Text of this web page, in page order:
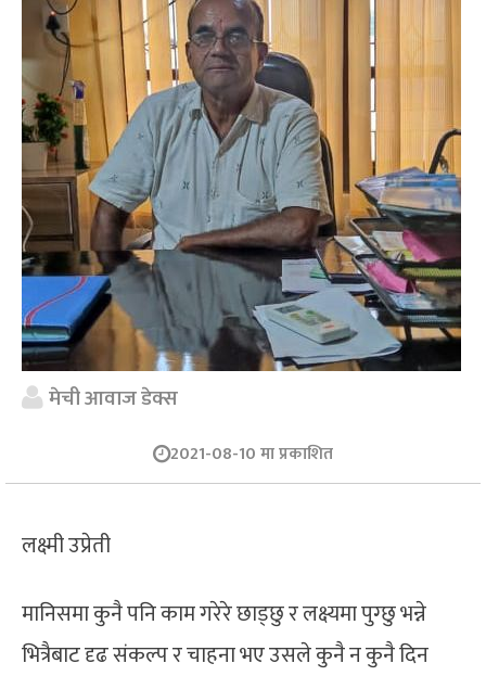
मेची आवाज डेक्स
2021-08-10 मा प्रकाशित
लक्ष्मी उप्रेती
मानिसमा कुनै पनि काम गरेरे छाड्छु र लक्ष्यमा पुग्छु भन्ने
भित्रैबाट दृढ संकल्प र चाहना भए उसले कुनै न कुनै दिन